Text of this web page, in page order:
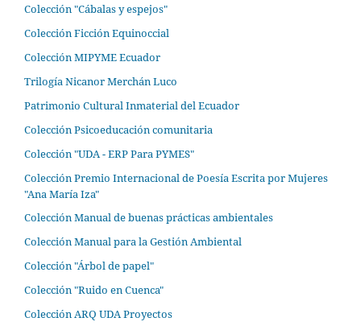
Colección "Cábalas y espejos"
Colección Ficción Equinoccial
Colección MIPYME Ecuador
Trilogía Nicanor Merchán Luco
Patrimonio Cultural Inmaterial del Ecuador
Colección Psicoeducación comunitaria
Colección "UDA - ERP Para PYMES"
Colección Premio Internacional de Poesía Escrita por Mujeres
"Ana María Iza"
Colección Manual de buenas prácticas ambientales
Colección Manual para la Gestión Ambiental
Colección "Árbol de papel"
Colección "Ruido en Cuenca"
Colección ARQ UDA Proyectos